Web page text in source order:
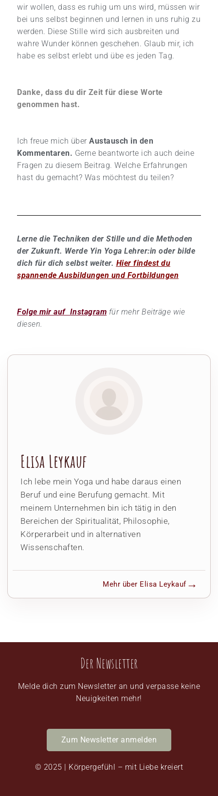
wir wollen, dass es ruhig um uns wird, müssen wir
bei uns selbst beginnen und lernen in uns ruhig zu
werden. Diese Stille wird sich ausbreiten und
wahre Wunder können geschehen. Glaub mir, ich
habe es selbst erlebt und übe es jeden Tag.
Danke, dass du dir Zeit für diese Worte
genommen hast.
Ich freue mich über Austausch in den
Kommentaren. Gerne beantworte ich auch deine
Fragen zu diesem Beitrag. Welche Erfahrungen
hast du gemacht? Was möchtest du teilen?
Lerne die Techniken der Stille und die Methoden
der Zukunft. Werde Yin Yoga Lehrer:in oder bilde
dich für dich selbst weiter. Hier findest du
spannende Ausbildungen und Fortbildungen
Folge mir auf Instagram für mehr Beiträge wie
diesen.
Elisa Leykauf
Ich lebe mein Yoga und habe daraus einen
Beruf und eine Berufung gemacht. Mit
meinem Unternehmen bin ich tätig in den
Bereichen der Spiritualität, Philosophie,
Körperarbeit und in alternativen
Wissenschaften.
Mehr über Elisa Leykauf
Der Newsletter
Melde dich zum Newsletter an und verpasse keine
Neuigkeiten mehr!
Zum Newsletter anmelden
© 2025 | Körpergefühl – mit Liebe kreiert